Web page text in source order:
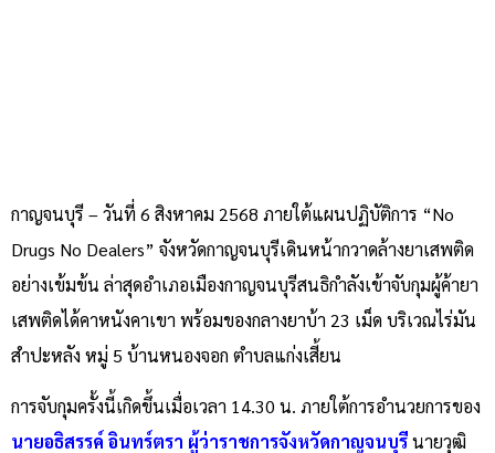
กาญจนบุรี – วันที่ 6 สิงหาคม 2568 ภายใต้แผนปฏิบัติการ “No
Drugs No Dealers” จังหวัดกาญจนบุรีเดินหน้ากวาดล้างยาเสพติด
อย่างเข้มข้น ล่าสุดอำเภอเมืองกาญจนบุรีสนธิกำลังเข้าจับกุมผู้ค้ายา
เสพติดได้คาหนังคาเขา พร้อมของกลางยาบ้า 23 เม็ด บริเวณไร่มัน
สำปะหลัง หมู่ 5 บ้านหนองจอก ตำบลแก่งเสี้ยน
การจับกุมครั้งนี้เกิดขึ้นเมื่อเวลา 14.30 น. ภายใต้การอำนวยการของ
นายอธิสรรค์ อินทร์ตรา ผู้ว่าราชการจังหวัดกาญจนบุรีนายวุฒิ